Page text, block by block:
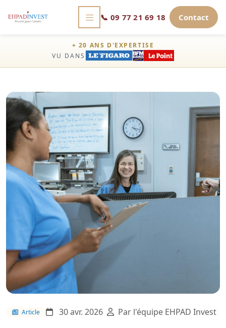
📞 09 77 21 69 18 Contact
+ 20 ANS D'EXPERTISE
VU DANS
Article 30 avr. 2026 Par l'équipe EHPAD Invest